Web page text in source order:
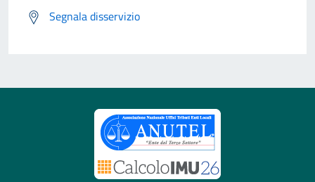
Segnala disservizio